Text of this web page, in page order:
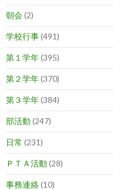
朝会(2)
学校行事(491)
第１学年(395)
第２学年(370)
第３学年(384)
部活動 (247)
日常 (231)
ＰＴＡ活動 (28)
事務連絡(10)